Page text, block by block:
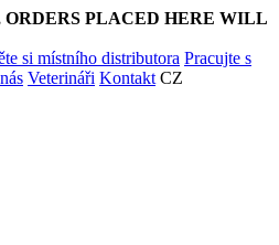
ORDERS PLACED HERE WILL
si místního distributora Pracujte s
Veterináři Kontakt CZ